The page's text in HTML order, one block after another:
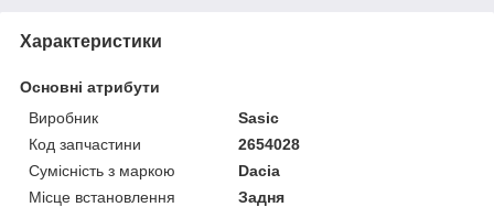
Характеристики
Основні атрибути
Виробник
Sasic
Код запчастини
2654028
Сумісність з маркою
Dacia
Місце встановлення
Задня